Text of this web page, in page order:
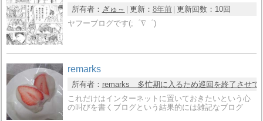
所有者： ぎゅ～ 更新： 8年前 更新回数： 10回
ヤフーブログです(;゜∇゜)
remarks
所有者： remarks 多忙期に入るため巡回を終了させて
これだけはインターネットに置いておきたいという心
の叫びを書くブログという結果的には雑記なブログ